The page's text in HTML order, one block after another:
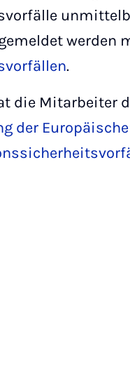
werden
.
die Mitarbeiter
der